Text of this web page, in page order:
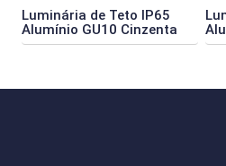
Luminária de Teto IP65
Alumínio GU10 Cinzenta